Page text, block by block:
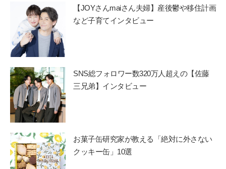
【JOYさんmaiさん夫婦】産後鬱や移住計画
など子育てインタビュー
SNS総フォロワー数320万人超えの【佐藤
三兄弟】インタビュー
お菓子缶研究家が教える「絶対に外さない
クッキー缶」10選